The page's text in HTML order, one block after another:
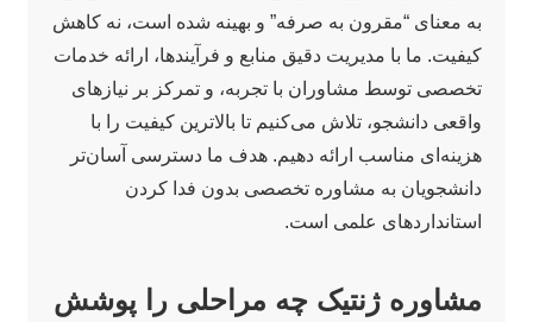
به معنای “مقرون به صرفه” و بهینه شده است، نه کاهش
کیفیت. ما با مدیریت دقیق منابع و فرآیندها، ارائه خدمات
تخصصی توسط مشاوران با تجربه، و تمرکز بر نیازهای
واقعی دانشجو، تلاش می‌کنیم تا بالاترین کیفیت را با
هزینه‌ای مناسب ارائه دهیم. هدف ما دسترسی آسان‌تر
دانشجویان به مشاوره تخصصی بدون فدا کردن
استانداردهای علمی است.
مشاوره ژنتیک چه مراحلی را پوشش